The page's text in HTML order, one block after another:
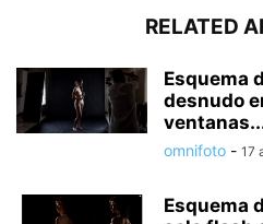
RELATED
Esquema
desnudo
omnifoto - 17
Esquema